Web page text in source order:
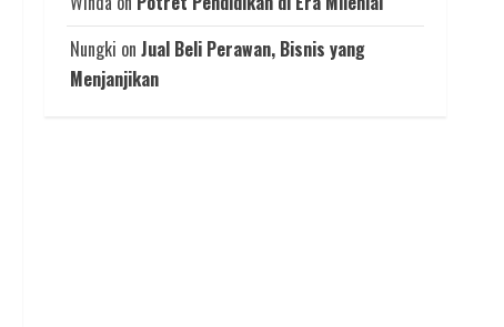
Nungki on Jual Beli Perawan, Bisnis yang
Menjanjikan